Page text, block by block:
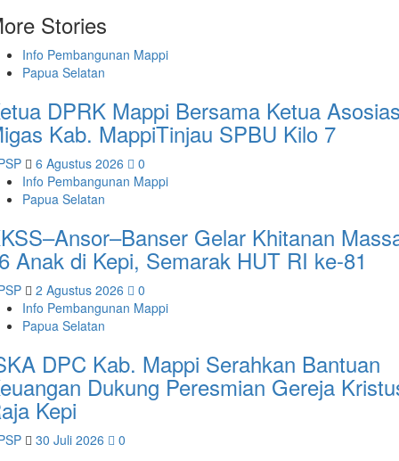
Stories
Info Pembangunan Mappi
Papua Selatan
DPRK Mappi Bersama Ketua
Kab. MappiTinjau SPBU Kilo 7
6 Agustus 2026
0
Info Pembangunan Mappi
Papua Selatan
Gelar Khitanan
Anak di Kepi, Semarak HUT RI ke-81
2 Agustus 2026
0
Info Pembangunan Mappi
Papua Selatan
DPC Kab. Mappi Serahkan Bantuan
Dukung Peresmian Gereja
Kepi
30 Juli 2026 0